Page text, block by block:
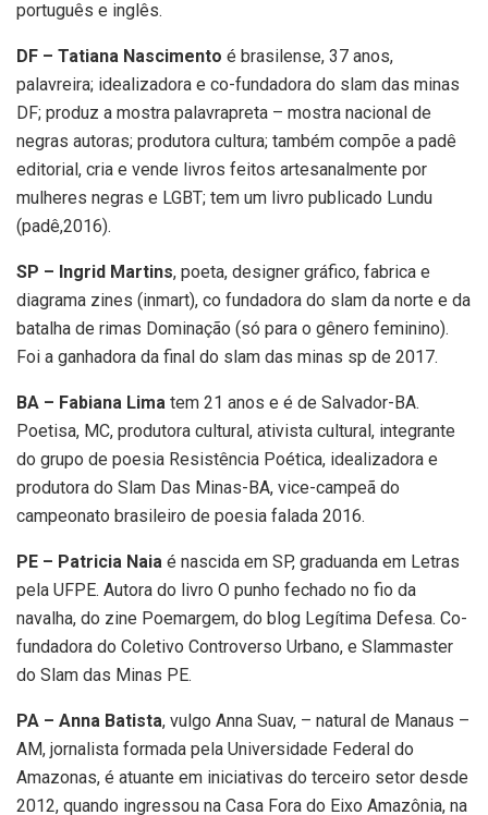
português e inglês.
DF – Tatiana Nascimento é brasilense, 37 anos,
palavreira; idealizadora e co-fundadora do slam das minas
DF; produz a mostra palavrapreta – mostra nacional de
negras autoras; produtora cultura; também compõe a padê
editorial, cria e vende livros feitos artesanalmente por
mulheres negras e LGBT; tem um livro publicado Lundu
(padê,2016).
SP – Ingrid Martins, poeta, designer gráfico, fabrica e
diagrama zines (inmart), co fundadora do slam da norte e da
batalha de rimas Dominação (só para o gênero feminino).
Foi a ganhadora da final do slam das minas sp de 2017.
BA – Fabiana Lima tem 21 anos e é de Salvador-BA.
Poetisa, MC, produtora cultural, ativista cultural, integrante
do grupo de poesia Resistência Poética, idealizadora e
produtora do Slam Das Minas-BA, vice-campeã do
campeonato brasileiro de poesia falada 2016.
PE – Patricia Naia é nascida em SP, graduanda em Letras
pela UFPE. Autora do livro O punho fechado no fio da
navalha, do zine Poemargem, do blog Legítima Defesa. Co-
fundadora do Coletivo Controverso Urbano, e Slammaster
do Slam das Minas PE.
PA – Anna Batista, vulgo Anna Suav, – natural de Manaus –
AM, jornalista formada pela Universidade Federal do
Amazonas, é atuante em iniciativas do terceiro setor desde
2012, quando ingressou na Casa Fora do Eixo Amazônia, na